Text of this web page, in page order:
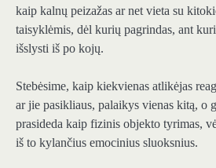
kaip kalnų peizažas ar net vieta su
taisyklėmis, dėl kurių pagrindas, ant
išslysti iš po kojų.
Stebėsime, kaip kiekvienas atlikėjas
ar jie pasikliaus, palaikys vienas kitą, o
prasideda kaip fizinis objekto tyrimas,
iš to kylančius emocinius sluoksnius.